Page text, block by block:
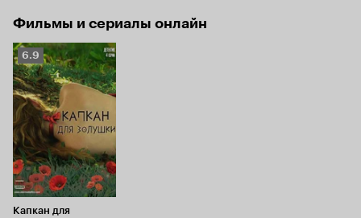
Фильмы и сериалы онлайн
Рейтинг
Кинопоиска
6.9
6.9
Капкан для